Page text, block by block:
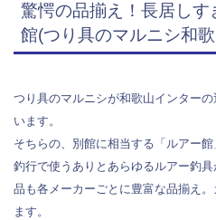
驚愕の品揃え！長居しす
館(つり具のマルニシ和歌
つり具のマルニシが和歌山インター
います。
そちらの、別館に相当する「ルアー
釣行で使うありとあらゆるルアー釣
品も各メーカーごとに豊富な品揃え
ます。